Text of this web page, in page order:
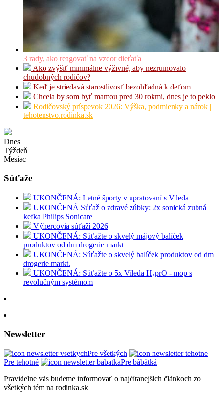
3 rady, ako reagovať na vzdor dieťaťa
Ako zvýšiť minimálne výživné, aby nezruinovalo
chudobných rodičov?
Keď je striedavá starostlivosť bezohľadná k deťom
Chcela by som byť mamou pred 30 rokmi, dnes je to peklo
Rodičovský príspevok 2026: Výška, podmienky a nárok |
tehotenstvo.rodinka.sk
Dnes
Týždeň
Mesiac
Súťaže
UKONČENÁ: Letné športy v upratovaní s Vileda
UKONČENÁ Súťaž o zdravé zúbky: 2x sonická zubná
kefka Philips Sonicare
Výhercovia súťaží 2026
UKONČENÁ: Súťažte o skvelý májový balíček
produktov od dm drogerie markt
UKONČENÁ: Súťažte o skvelý balíček produktov od dm
drogerie markt.
UKONČENÁ: Súťažte o 5x Vileda H₂prO - mop s
revolučným systémom
Newsletter
Pre všetkých
Pre tehotné
Pre bábätká
Pravidelne vás budeme informovať o najčítanejších článkoch zo
všetkých tém na rodinka.sk